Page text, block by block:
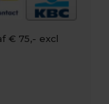
€ 75,- excl